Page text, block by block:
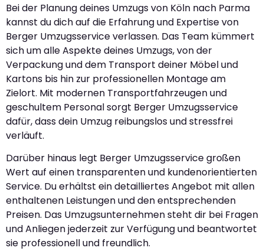
Bei der Planung deines Umzugs von Köln nach Parma
kannst du dich auf die Erfahrung und Expertise von
Berger Umzugsservice verlassen. Das Team kümmert
sich um alle Aspekte deines Umzugs, von der
Verpackung und dem Transport deiner Möbel und
Kartons bis hin zur professionellen Montage am
Zielort. Mit modernen Transportfahrzeugen und
geschultem Personal sorgt Berger Umzugsservice
dafür, dass dein Umzug reibungslos und stressfrei
verläuft.
Darüber hinaus legt Berger Umzugsservice großen
Wert auf einen transparenten und kundenorientierten
Service. Du erhältst ein detailliertes Angebot mit allen
enthaltenen Leistungen und den entsprechenden
Preisen. Das Umzugsunternehmen steht dir bei Fragen
und Anliegen jederzeit zur Verfügung und beantwortet
sie professionell und freundlich.